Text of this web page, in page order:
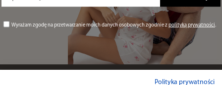
Wyrażam zgodę na przetwarzanie moich danych osobowych zgodnie zpolityką prywatności.
Polityka prywatności